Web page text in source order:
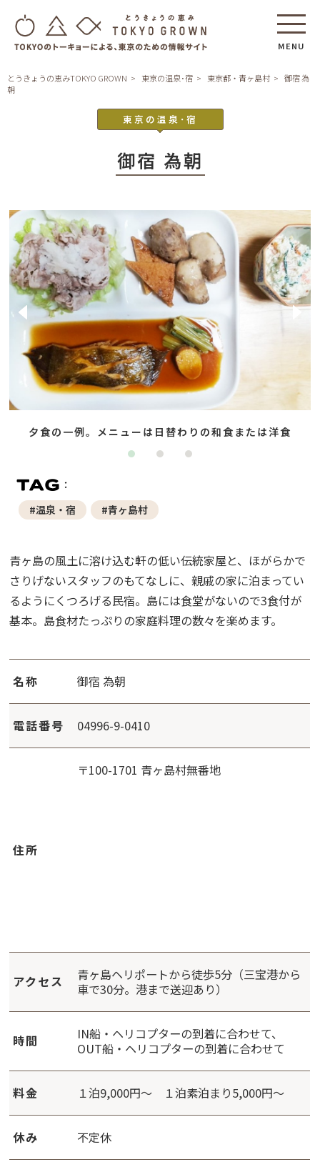
MENU
とうきょうの恵みTOKYO GROWN 東京の温泉･宿 東京都・青ヶ島村
御宿 為
朝
東京の温泉･宿
御宿 為朝
夕食の一例。メニューは日替わりの和食または洋食
#温泉・宿 #青ヶ島村
青ヶ島の風土に溶け込む軒の低い伝統家屋と、ほがらかで
さりげないスタッフのもてなしに、親戚の家に泊まってい
るようにくつろげる民宿。島には食堂がないので3食付が
基本。島食材たっぷりの家庭料理の数々を楽めます。
名称 御宿 為朝
電話番号 04996-9-0410
住所
〒100-1701 青ヶ島村無番地
アクセス
青ヶ島ヘリポートから徒歩5分（三宝港から
車で30分。港まで送迎あり）
時間
IN船・ヘリコプターの到着に合わせて、
OUT船・ヘリコプターの到着に合わせて
料金 １泊9,000円～ １泊素泊まり5,000円～
休み 不定休